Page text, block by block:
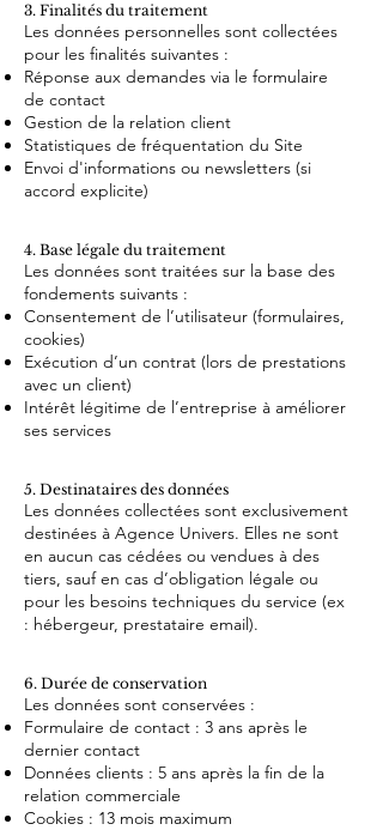
3. Finalités du traitement
Les données personnelles sont collectées
pour les finalités suivantes :
Réponse aux demandes via le formulaire
de contact
Gestion de la relation client
Statistiques de fréquentation du Site
Envoi d'informations ou newsletters (si
accord explicite)
4. Base légale du traitement
Les données sont traitées sur la base des
fondements suivants :
Consentement de l’utilisateur (formulaires,
cookies)
Exécution d’un contrat (lors de prestations
avec un client)
Intérêt légitime de l’entreprise à améliorer
ses services
5. Destinataires des données
Les données collectées sont exclusivement
destinées à Agence Univers. Elles ne sont
en aucun cas cédées ou vendues à des
tiers, sauf en cas d’obligation légale ou
pour les besoins techniques du service (ex
: hébergeur, prestataire email).
6. Durée de conservation
Les données sont conservées :
Formulaire de contact : 3 ans après le
dernier contact
Données clients : 5 ans après la fin de la
relation commerciale
Cookies : 13 mois maximum